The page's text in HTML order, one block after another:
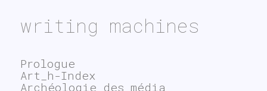
writing machines
Prologue
Art_h-Index
Archéologie des média